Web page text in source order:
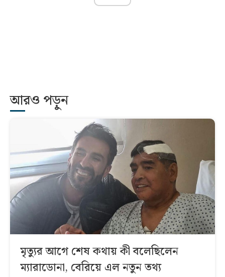
আরও পড়ুন
মৃত্যুর আগে শেষ কথায় কী বলেছিলেন
ম্যারাডোনা, বেরিয়ে এল নতুন তথ্য